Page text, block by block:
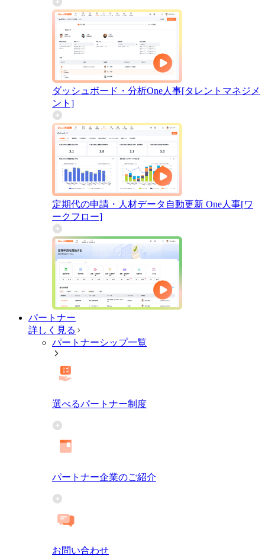
ダッシュボード・分析One人事[タレントマネジメ
ント]
定期代の申請・人材データ自動更新 One人事[ワ
ークフロー]
パートナー
詳しく見る
パートナーシップ一覧
選べるパートナー制度
パートナー企業のご紹介
お問い合わせ